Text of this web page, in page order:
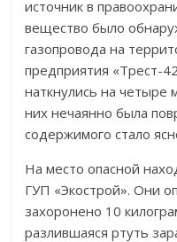
источник в
вещество было
газопровода на
предприятия «Трест-
наткнулись на четыре
них нечаянно была
содержимого стало
На место опасной
ГУП «Экострой». Они
захоронено 10
разлившаяся ртуть